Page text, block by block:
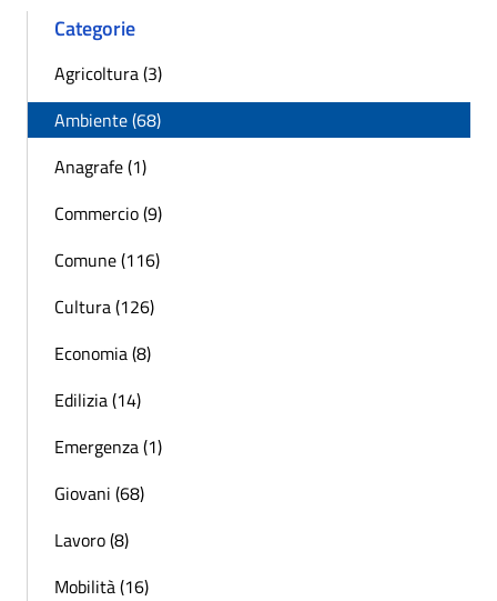
Categorie
Agricoltura (3)
Ambiente (68)
Anagrafe (1)
Commercio (9)
Comune (116)
Cultura (126)
Economia (8)
Edilizia (14)
Emergenza (1)
Giovani (68)
Lavoro (8)
Mobilità (16)